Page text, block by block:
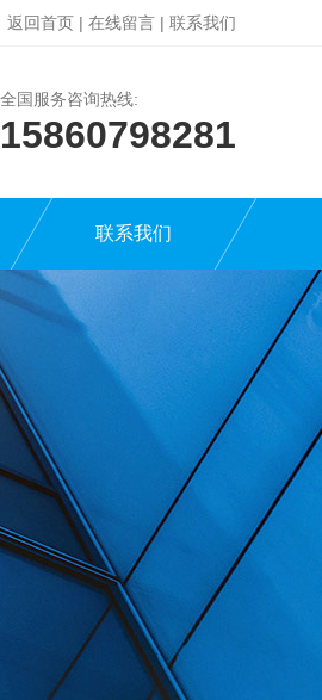
返回首页 | 在线留言 | 联系我们
全国服务咨询热线:
15860798281
联系我们